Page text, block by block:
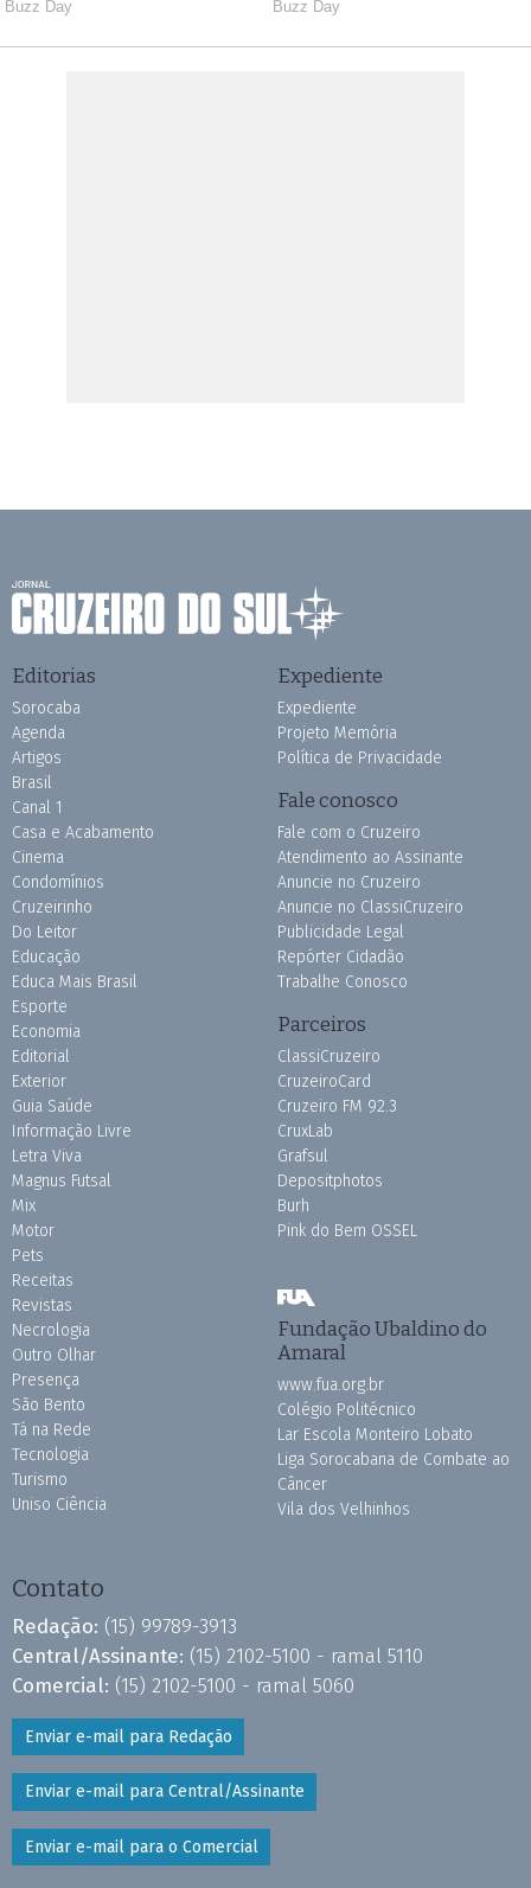
Editorias
Sorocaba
Agenda
Artigos
Brasil
Canal 1
Casa e Acabamento
Cinema
Condomínios
Cruzeirinho
Do Leitor
Educação
Educa Mais Brasil
Esporte
Economia
Editorial
Exterior
Guia Saúde
Informação Livre
Letra Viva
Magnus Futsal
Mix
Motor
Pets
Receitas
Revistas
Necrologia
Outro Olhar
Presença
São Bento
Tá na Rede
Tecnologia
Turismo
Uniso Ciência
Expediente
Expediente
Projeto Memória
Política de Privacidade
Fale conosco
Fale com o Cruzeiro
Atendimento ao Assinante
Anuncie no Cruzeiro
Anuncie no ClassiCruzeiro
Publicidade Legal
Repórter Cidadão
Trabalhe Conosco
Parceiros
ClassiCruzeiro
CruzeiroCard
Cruzeiro FM 92.3
CruxLab
Grafsul
Depositphotos
Burh
Pink do Bem OSSEL
Fundação Ubaldino do
Amaral
www.fua.org.br
Colégio Politécnico
Lar Escola Monteiro Lobato
Liga Sorocabana de Combate ao
Câncer
Vila dos Velhinhos
Contato
Redação: (15) 99789-3913
Central/Assinante: (15) 2102-5100 - ramal 5110
Comercial: (15) 2102-5100 - ramal 5060
Enviar e-mail para Redação
Enviar e-mail para Central/Assinante
Enviar e-mail para o Comercial